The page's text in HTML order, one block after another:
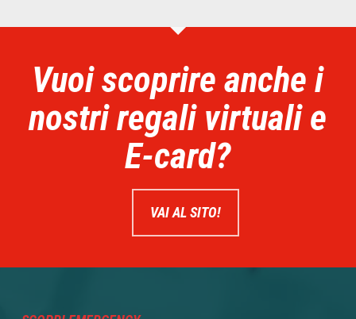
Vuoi scoprire anche i
nostri regali virtuali e
E-card?
VAI AL SITO!